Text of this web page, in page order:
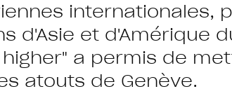
internationales,
d'Asie et d'Amérique
higher" a permis de
atouts de Genève.